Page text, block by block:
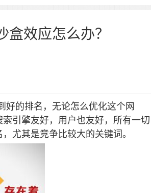
效应怎么办？
的排名，无论怎么优化这个网
索引擎友好，用户也友好，所有一切
尤其是竞争比较大的关键词。